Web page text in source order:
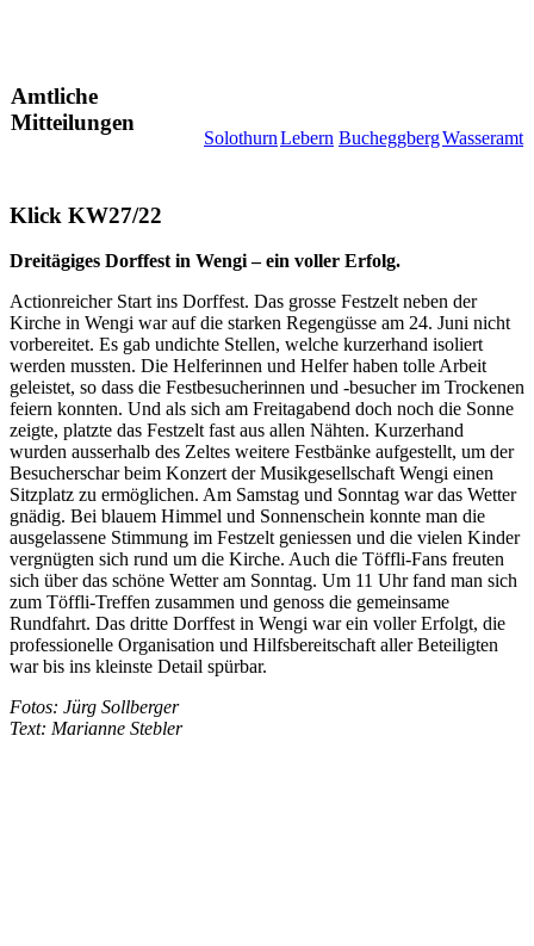
Amtliche
Mitteilungen
SolothurnLebern BucheggbergWasseramt
Klick KW27/22
Dreitägiges Dorffest in Wengi – ein voller Erfolg.
Actionreicher Start ins Dorffest. Das grosse Festzelt neben der
Kirche in Wengi war auf die starken Regengüsse am 24. Juni nicht
vorbereitet. Es gab undichte Stellen, welche kurzerhand isoliert
werden mussten. Die Helferinnen und Helfer haben tolle Arbeit
geleistet, so dass die Festbesucherinnen und -besucher im Trockenen
feiern konnten. Und als sich am Freitagabend doch noch die Sonne
zeigte, platzte das Festzelt fast aus allen Nähten. Kurzerhand
wurden ausserhalb des Zeltes weitere Festbänke aufgestellt, um der
Besucherschar beim Konzert der Musikgesellschaft Wengi einen
Sitzplatz zu ermöglichen. Am Samstag und Sonntag war das Wetter
gnädig. Bei blauem Himmel und Sonnenschein konnte man die
ausgelassene Stimmung im Festzelt geniessen und die vielen Kinder
vergnügten sich rund um die Kirche. Auch die Töffli-Fans freuten
sich über das schöne Wetter am Sonntag. Um 11 Uhr fand man sich
zum Töffli-Treffen zusammen und genoss die gemeinsame
Rundfahrt. Das dritte Dorffest in Wengi war ein voller Erfolgt, die
professionelle Organisation und Hilfsbereitschaft aller Beteiligten
war bis ins kleinste Detail spürbar.
Fotos: Jürg Sollberger
Text: Marianne Stebler